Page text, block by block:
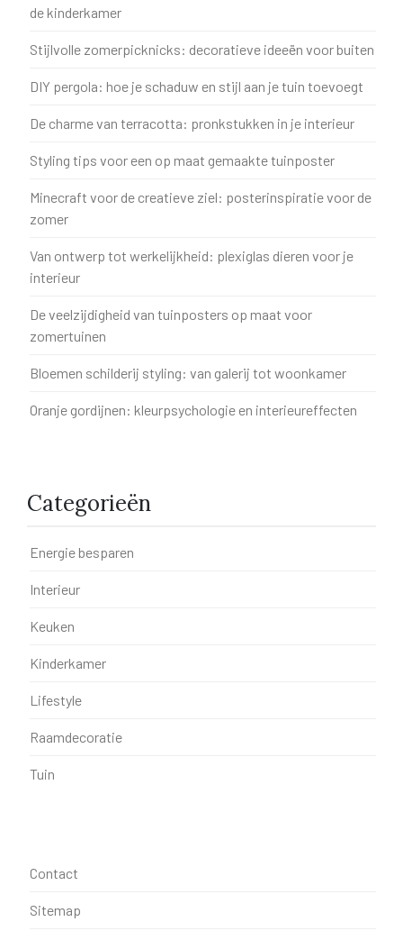
de kinderkamer
Stijlvolle zomerpicknicks: decoratieve ideeën voor buiten
DIY pergola: hoe je schaduw en stijl aan je tuin toevoegt
De charme van terracotta: pronkstukken in je interieur
Styling tips voor een op maat gemaakte tuinposter
Minecraft voor de creatieve ziel: posterinspiratie voor de
zomer
Van ontwerp tot werkelijkheid: plexiglas dieren voor je
interieur
De veelzijdigheid van tuinposters op maat voor
zomertuinen
Bloemen schilderij styling: van galerij tot woonkamer
Oranje gordijnen: kleurpsychologie en interieureffecten
Categorieën
Energie besparen
Interieur
Keuken
Kinderkamer
Lifestyle
Raamdecoratie
Tuin
Contact
Sitemap